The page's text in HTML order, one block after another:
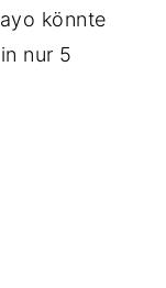
könnte
nur 5